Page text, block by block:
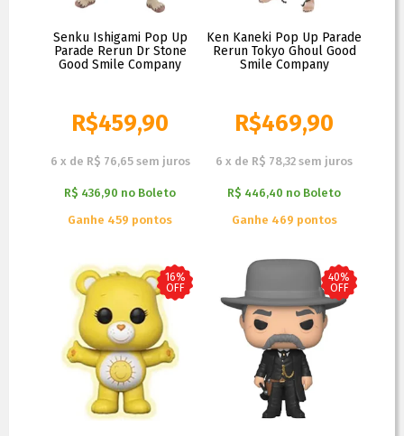
Senku Ishigami Pop Up
Parade Rerun Dr Stone
Good Smile Company
R$459,90
6 x de R$ 76,65 sem juros
R$ 436,90 no Boleto
Ganhe 459 pontos
Ken Kaneki Pop Up Parade
Rerun Tokyo Ghoul Good
Smile Company
R$469,90
6 x de R$ 78,32 sem juros
R$ 446,40 no Boleto
Ganhe 469 pontos
16%
OFF
40%
OFF